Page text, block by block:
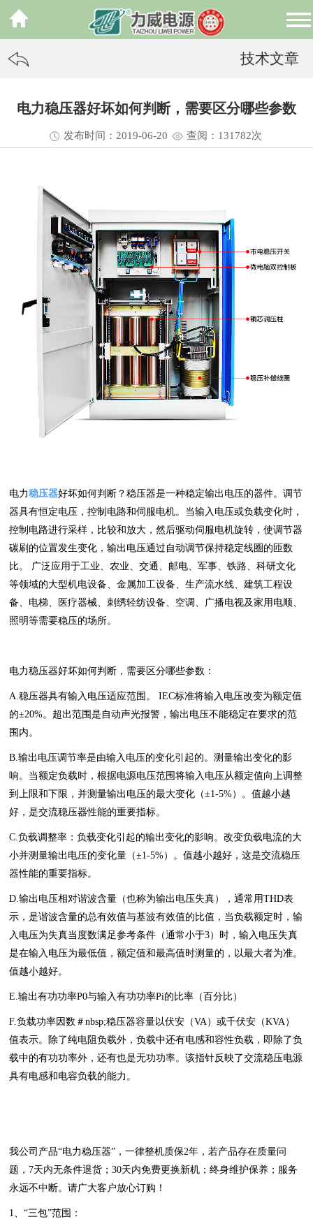
技术文章
电力稳压器好坏如何判断，需要区分哪些参数
发布时间：2019-06-20 查阅：131782次
电力稳压器好坏如何判断？稳压器是一种稳定输出电压的器件。调节
器具有恒定电压，控制电路和伺服电机。当输入电压或负载变化时，
控制电路进行采样，比较和放大，然后驱动伺服电机旋转，使调节器
碳刷的位置发生变化，输出电压通过自动调节保持稳定线圈的匝数
比。 广泛应用于工业、农业、交通、邮电、军事、铁路、科研文化
等领域的大型机电设备、金属加工设备、生产流水线、建筑工程设
备、电梯、医疗器械、刺绣轻纺设备、空调、广播电视及家用电顺、
照明等需要稳压的场所。
电力稳压器好坏如何判断，需要区分哪些参数：
A.稳压器具有输入电压适应范围。 IEC标准将输入电压改变为额定值
的±20%。超出范围是自动声光报警，输出电压不能稳定在要求的范
围内。
B.输出电压调节率是由输入电压的变化引起的。测量输出变化的影
响。当额定负载时，根据电源电压范围将输入电压从额定值向上调整
到上限和下限，并测量输出电压的最大变化（±1-5%）。值越小越
好，是交流稳压器性能的重要指标。
C.负载调整率：负载变化引起的输出变化的影响。改变负载电流的大
小并测量输出电压的变化量（±1-5%）。值越小越好，这是交流稳压
器性能的重要指标。
D.输出电压相对谐波含量（也称为输出电压失真），通常用THD表
示，是谐波含量的总有效值与基波有效值的比值，当负载额定时，输
入电压为失真当度数满足参考条件（通常小于3）时，输入电压失真
是在输入电压为最低值，额定值和最高值时测量的，以最大者为准。
值越小越好。
E.输出有功功率P0与输入有功功率Pi的比率（百分比）
F.负载功率因数＃nbsp;稳压器容量以伏安（VA）或千伏安（KVA）
值表示。除了纯电阻负载外，负载中还有电感和容性负载，即除了负
载中的有功功率外，还有也是无功功率。该指针反映了交流稳压电源
具有电感和电容负载的能力。
我公司产品“电力稳压器”，一律整机质保2年，若产品存在质量问
题，7天内无条件退货；30天内免费更换新机；终身维护保养；服务
永远不中断。请广大客户放心订购！
1、“三包”范围：